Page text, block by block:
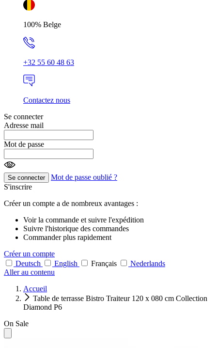
100% Belge
+32 55 60 48 63
Contactez nous
Se connecter
Adresse mail
Mot de passe
Se connecter
Mot de passe oublié ?
S'inscrire
Créer un compte a de nombreux avantages :
Voir la commande et suivre l'expédition
Suivre l'historique des commandes
Commander plus rapidement
Créer un compte
Deutsch
English Français
Nederlands
Aller au contenu
Accueil
Table de terrasse Bistro Traiteur 120 x 080 cm Collection
Diamond P6
On Sale